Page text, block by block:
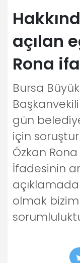
açılan
Rona
Bursa
gün
için
Özkan
İfadesinin
olmak